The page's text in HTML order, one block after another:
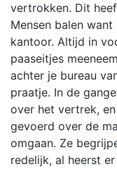
vertrokken. Dit
Mensen balen
kantoor. Altijd in
paaseitjes
achter je bureau
praatje. In de
over het vertrek,
gevoerd over de
omgaan. Ze
redelijk, al heerst